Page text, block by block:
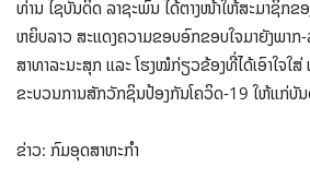
ທ່ານ ໄຊບັນດິດ ລາຊະພົນ ໄດ້ຕາງໜ້າໃຫ້ສະມາຊິກຂ
ຫຍິບລາວ ສະແດງຄວາມຂອບອົກຂອບໃຈມາຍັງພາກ-
ສາທາລະນະສຸກ ແລະ ໂຮງໝໍກ່ຽວຂ້ອງທີ່ໄດ້ເອົາໃຈໃ
ຂະບວນການສັກວັກຊິນປ້ອງກັນໂຄວິດ-19 ໃຫ້ແກ່ບັນ
ຂ່າວ: ກົມອຸດສາຫະກຳ